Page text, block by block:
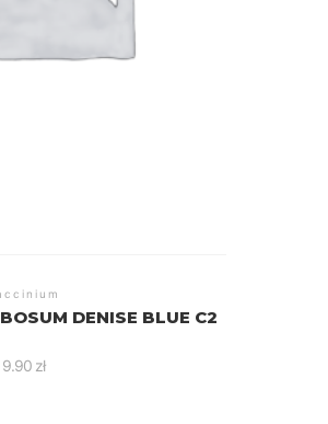
DENISE BLUE C2
9.90 zł